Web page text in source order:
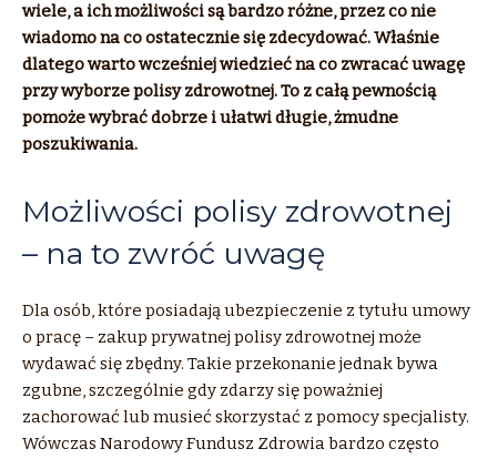
wiele, a ich możliwości są bardzo różne, przez co nie
wiadomo na co ostatecznie się zdecydować. Właśnie
dlatego warto wcześniej wiedzieć na co zwracać uwagę
przy wyborze polisy zdrowotnej. To z całą pewnością
pomoże wybrać dobrze i ułatwi długie, żmudne
poszukiwania.
Możliwości polisy zdrowotnej
– na to zwróć uwagę
Dla osób, które posiadają ubezpieczenie z tytułu umowy
o pracę – zakup prywatnej polisy zdrowotnej może
wydawać się zbędny. Takie przekonanie jednak bywa
zgubne, szczególnie gdy zdarzy się poważniej
zachorować lub musieć skorzystać z pomocy specjalisty.
Wówczas Narodowy Fundusz Zdrowia bardzo często